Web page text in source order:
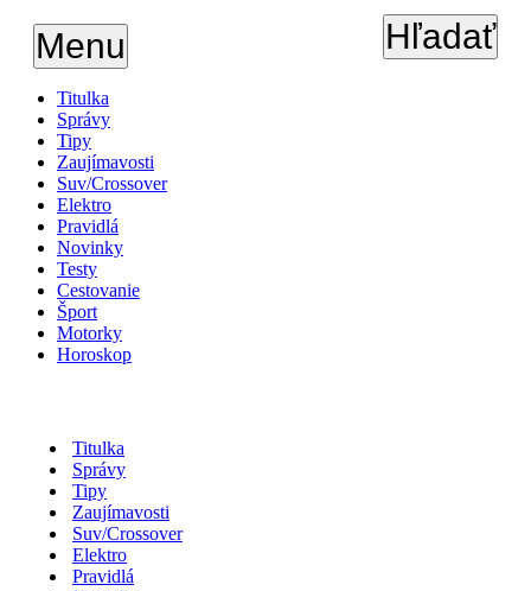
Menu Hľadať
Titulka
Správy
Tipy
Zaujímavosti
Suv/Crossover
Elektro
Pravidlá
Novinky
Testy
Cestovanie
Šport
Motorky
Horoskop
Titulka
Správy
Tipy
Zaujímavosti
Suv/Crossover
Elektro
Pravidlá